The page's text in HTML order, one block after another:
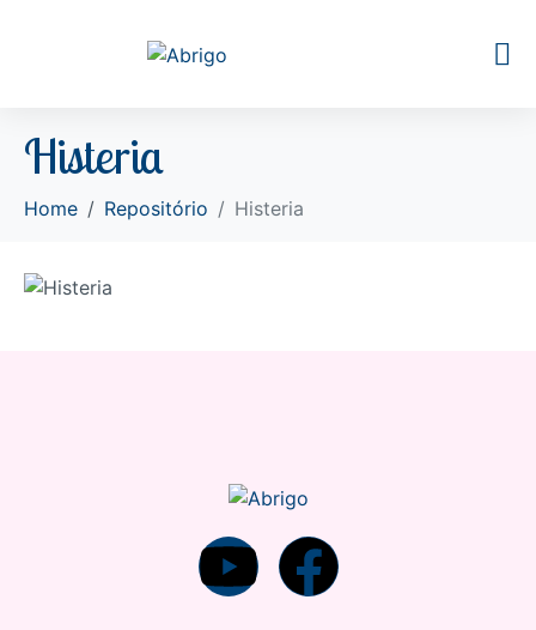
Histeria
Home Repositório Histeria